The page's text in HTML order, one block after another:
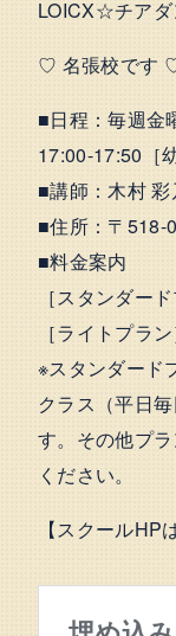
LOICX☆チアダ
♡ 名張校です
■日程：毎週金
17:00-17:50［
■講師：木村 彩
■住所：〒518-
■料金案内
［スタンダー
［ライトプラ
※スタンダード
クラス（平日
す。その他プ
ください。
【スクールHP